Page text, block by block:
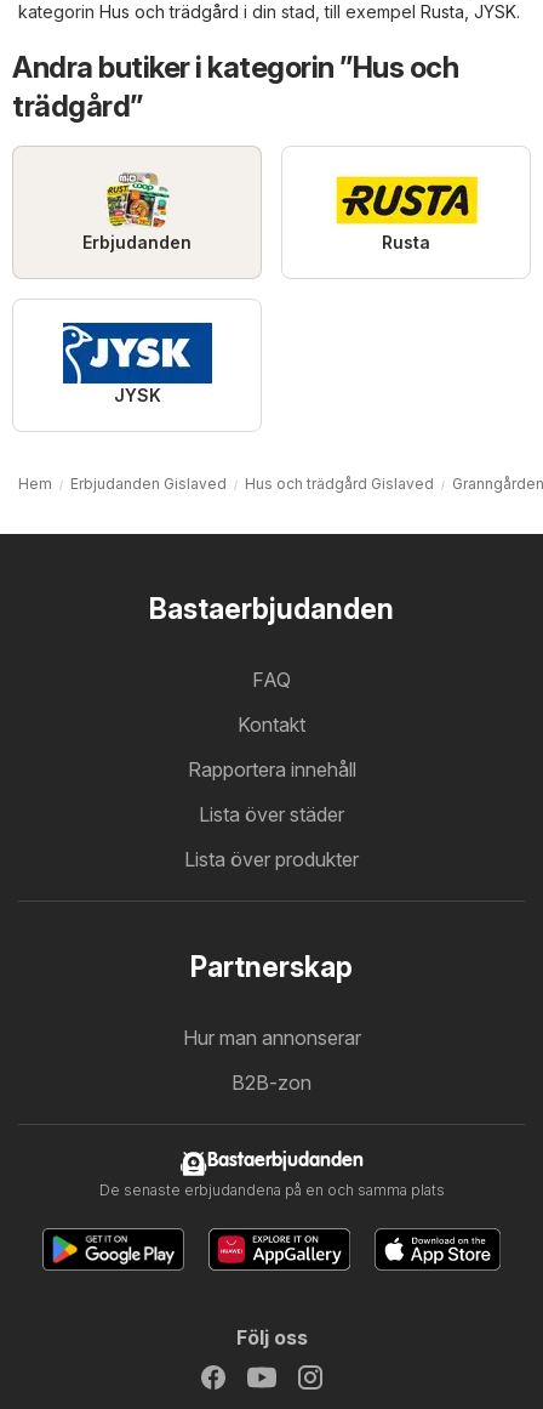
kategorin Hus och trädgård i din stad, till exempel Rusta JYSK.
Andra butiker i kategorin ”Hus och
trädgård”
Erbjudanden Rusta
JYSK
Hem Erbjudanden Gislaved Hus och trädgård Gislaved
Bastaerbjudanden
FAQ
Kontakt
Rapportera innehåll
Lista över städer
Lista över produkter
Partnerskap
Hur man annonserar
B2B-zon
Bastaerbjudanden
De senaste erbjudandena på en och samma plats
Följ oss